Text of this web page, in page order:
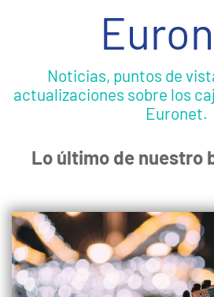
Noticias, puntos de
actualizaciones sobre los
Euronet.
Lo último de nuestro